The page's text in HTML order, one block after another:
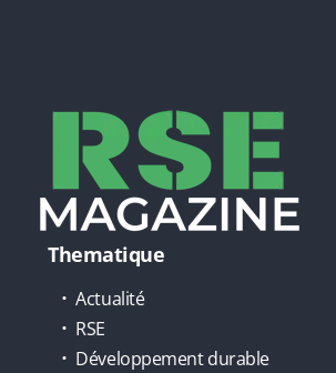
Thematique
Actualité
RSE
Développement durable